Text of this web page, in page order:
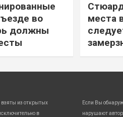
во
должны
места
из открытых
в
Если Вы
нарушают